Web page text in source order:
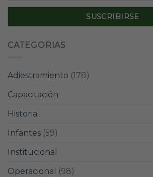
CATEGORIAS
Adiestramiento (178)
Capacitación
Historia
Infantes (59)
Institucional
Operacional
(98)